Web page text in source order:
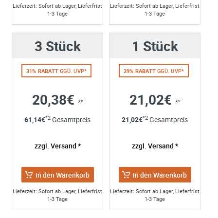
24,95€*² pro
hinzufügen
Details
220mm
17,95€*² pro
hinzufügen
Details
Art. Nr.:858-98234
Adapter Set groß
AB LAGER
Art. Nr.:858-98220
Rapid Change
Aufnahme SDS
plus - für
AB LAGER
Kontaktformular zur Beantwortung meiner Anfrage
und verarbeitet werden. Die Daten werden nach
abgeschlossener Bearbeitung Ihrer Anfrage gelöscht. Sie
können Ihre Einwilligung jederzeit für die Zukunft per E-
widerrufen. Detaillierte Informationen zum Umgang mit
Lieferzeit: Sofort ab Lager, Lieferfrist
1-3 Tage
Lieferzeit: Sofort ab Lager, Lieferfrist
1-3 Tage
3 Stück
31% RABATT GGÜ. UVP*
20,38€ *²
61,14€*2 Gesamtpreis
zzgl. Versand *
in den Warenkorb
Lieferzeit: Sofort ab Lager, Lieferfrist
1-3 Tage
1 Stück
29% RABATT GGÜ. UVP*
21,02€ *²
21,02€*2 Gesamtpreis
zzgl. Versand *
in den Warenkorb
Lieferzeit: Sofort ab Lager, Lieferfrist
1-3 Tage